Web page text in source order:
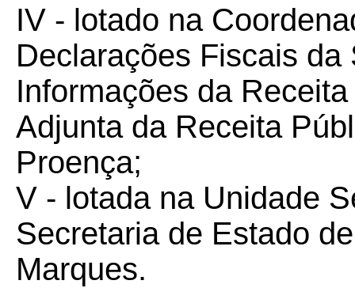
IV - lotado na
Declarações Fiscais
Informações da
Adjunta da Receita
Proença;
V - lotada na Unidade
Secretaria de Estado
Marques.